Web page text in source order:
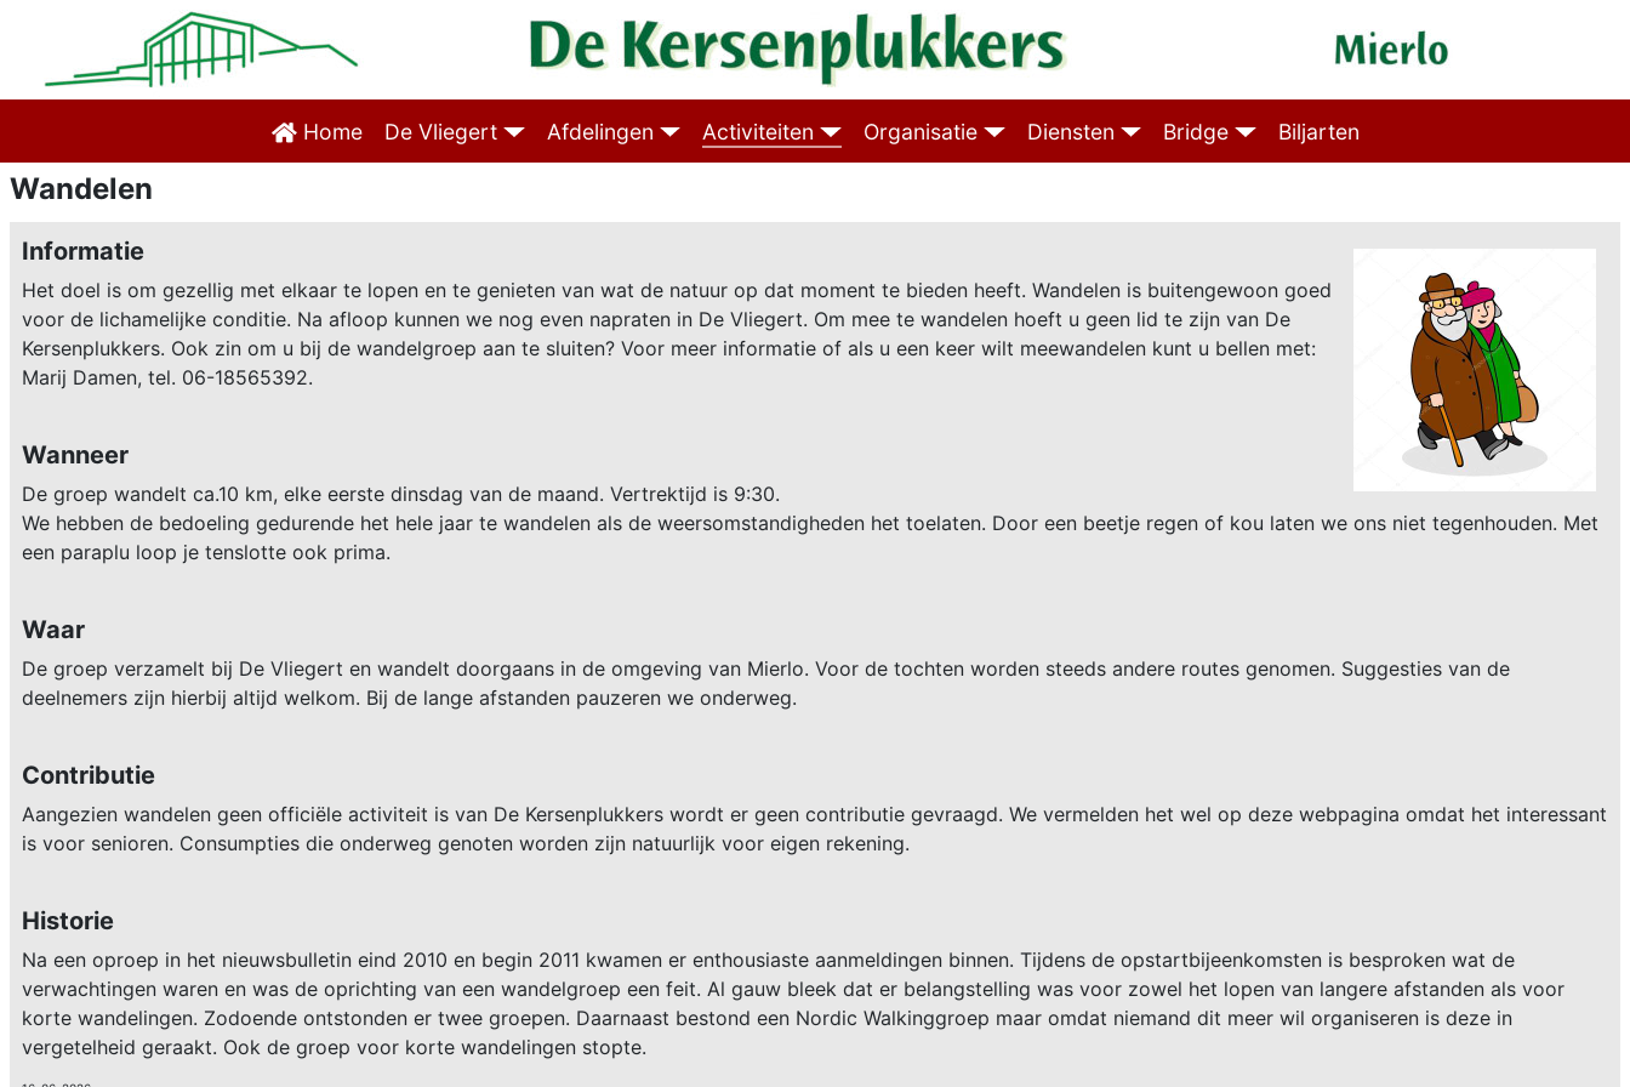
Home De Vliegert Afdelingen Activiteiten Organisatie Diensten Bridge Biljarten
Wandelen
Informatie
Het doel is om gezellig met elkaar te lopen en te genieten van wat de natuur op dat moment te bieden heeft. Wandelen is buitengewoon goed
voor de lichamelijke conditie. Na afloop kunnen we nog even napraten in De Vliegert. Om mee te wandelen hoeft u geen lid te zijn van De
Kersenplukkers. Ook zin om u bij de wandelgroep aan te sluiten? Voor meer informatie of als u een keer wilt meewandelen kunt u bellen met:
Marij Damen, tel. 06-18565392.
Wanneer
De groep wandelt ca.10 km, elke eerste dinsdag van de maand. Vertrektijd is 9:30.
We hebben de bedoeling gedurende het hele jaar te wandelen als de weersomstandigheden het toelaten. Door een beetje regen of kou laten we ons niet tegenhouden. Met
een paraplu loop je tenslotte ook prima.
Waar
De groep verzamelt bij De Vliegert en wandelt doorgaans in de omgeving van Mierlo. Voor de tochten worden steeds andere routes genomen. Suggesties van de
deelnemers zijn hierbij altijd welkom. Bij de lange afstanden pauzeren we onderweg.
Contributie
Aangezien wandelen geen officiële activiteit is van De Kersenplukkers wordt er geen contributie gevraagd. We vermelden het wel op deze webpagina omdat het interessant
is voor senioren. Consumpties die onderweg genoten worden zijn natuurlijk voor eigen rekening.
Historie
Na een oproep in het nieuwsbulletin eind 2010 en begin 2011 kwamen er enthousiaste aanmeldingen binnen. Tijdens de opstartbijeenkomsten is besproken wat de
verwachtingen waren en was de oprichting van een wandelgroep een feit. Al gauw bleek dat er belangstelling was voor zowel het lopen van langere afstanden als voor
korte wandelingen. Zodoende ontstonden er twee groepen. Daarnaast bestond een Nordic Walkinggroep maar omdat niemand dit meer wil organiseren is deze in
vergetelheid geraakt. Ook de groep voor korte wandelingen stopte.